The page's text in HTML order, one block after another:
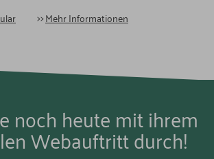
Mehr Informationen
noch heute mit ihrem
Webauftritt durch!